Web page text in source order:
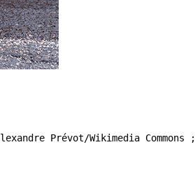
Prévot/Wikimedia Commons ;